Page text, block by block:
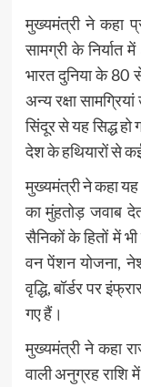
मुख्यमंत्री ने कहा
सामग्री के निर्यात
भारत दुनिया के 80
अन्य रक्षा
सिंदूर से यह सिद्ध हो
देश के हथियारों से
मुख्यमंत्री ने कहा यह
का मुंहतोड़ जवाब
सैनिकों के हितों में
वन पेंशन योजना,
वृद्धि, बॉर्डर पर
गए हैं।
मुख्यमंत्री ने कहा
वाली अनुग्रह राशि